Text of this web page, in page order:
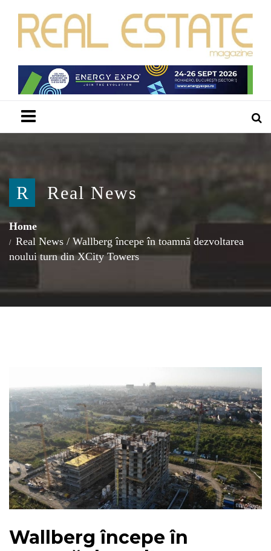
R Real News
Home
Real News / Wallberg începe în toamnă dezvoltarea
noului turn din XCity Towers
Wallberg începe în